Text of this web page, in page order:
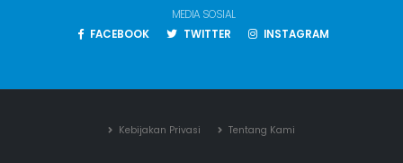
MEDIA SOSIAL
FACEBOOK
TWITTER INSTAGRAM
Kebijakan Privasi Tentang Kami